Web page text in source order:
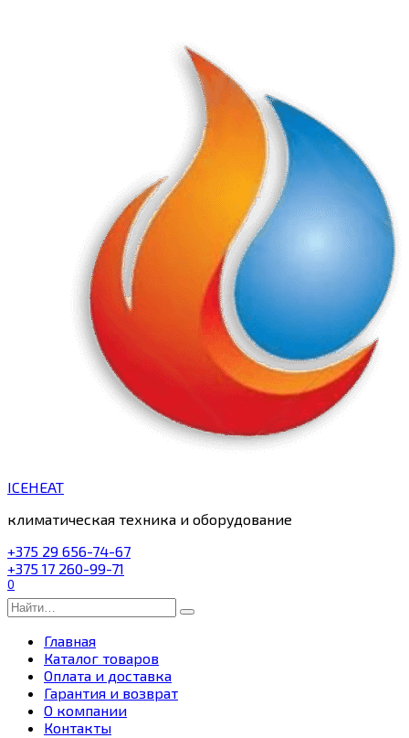
ICEHEAT
климатическая техника и оборудование
+375 29 656-74-67
+375 17 260-99-71
0
Search
for:
Главная
Каталог товаров
Оплата и доставка
Гарантия и возврат
О компании
Контакты